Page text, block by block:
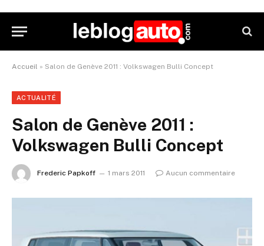
Accueil » Salon de Genève 2011 : Volkswagen Bulli Concept
ACTUALITÉ
Salon de Genève 2011 :
Volkswagen Bulli Concept
Frederic Papkoff 1 mars 2011 Aucun commentaire